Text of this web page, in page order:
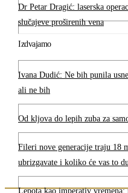
Dr Petar Dragić: laserska
slučajeve proširenih vena
Izdvajamo
Ivana Dudić: Ne bih punila
ali ne bih
Od kljova do lepih zuba za
Fileri nove generacije traju 18
ubrizgavate i koliko će vas to
Lepota kao imperativ